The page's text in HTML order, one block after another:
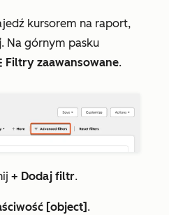
kursorem na raport,
. Na górnym pasku
Filtry zaawansowane.
+ Dodaj filtr.
[object] .